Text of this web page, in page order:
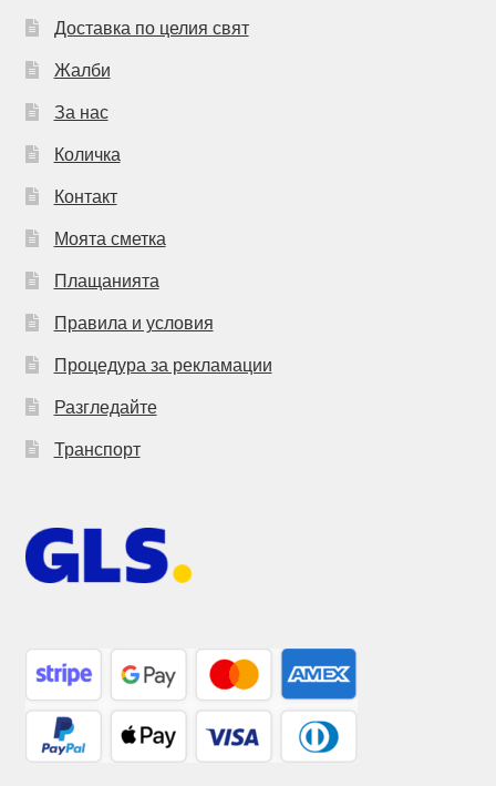
Доставка по целия свят
Жалби
За нас
Количка
Контакт
Моята сметка
Плащанията
Правила и условия
Процедура за рекламации
Разгледайте
Транспорт